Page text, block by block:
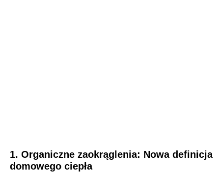
1. Organiczne zaokrąglenia: Nowa definicja
domowego ciepła